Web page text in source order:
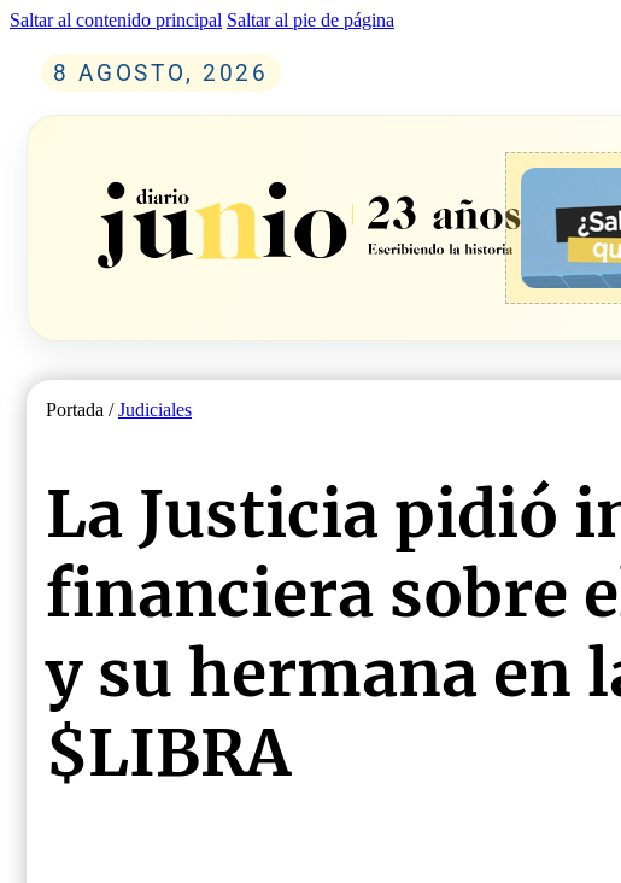
Saltar al contenido principal Saltar al pie de página
8 AGOSTO, 2026
Portada /Judiciales
La Justicia pidió
financiera sobre
y su hermana en
$LIBRA